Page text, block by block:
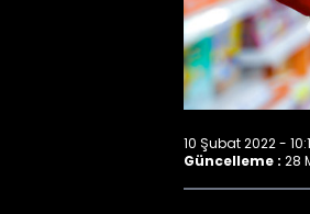
10 Şubat 2022 -
Güncelleme : 28